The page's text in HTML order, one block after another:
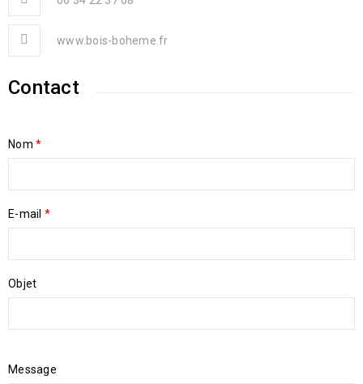
www.bois-boheme.fr
Contact
Nom *
E-mail *
Objet
Message